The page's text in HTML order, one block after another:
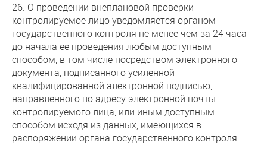
26. О проведении внеплановой проверки
контролируемое лицо уведомляется органом
государственного контроля не менее чем за 24 часа
до начала ее проведения любым доступным
способом, в том числе посредством электронного
документа, подписанного усиленной
квалифицированной электронной подписью,
направленного по адресу электронной почты
контролируемого лица, или иным доступным
способом исходя из данных, имеющихся в
распоряжении органа государственного контроля.